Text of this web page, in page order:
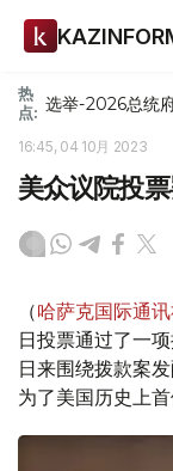
热
点: 选举-2026总统
16:45, 04 10月 2023
美众议院投
（哈萨克国际通
日投票通过了一
日来围绕拨款案
为了美国历史上